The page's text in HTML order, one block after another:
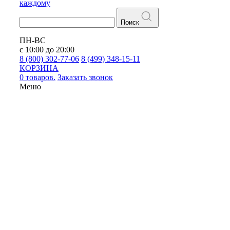
каждому
Поиск
ПН-ВС
с 10:00 до 20:00
8 (800) 302-77-06 8 (499) 348-15-11
КОРЗИНА
0 товаров. Заказать звонок
Меню